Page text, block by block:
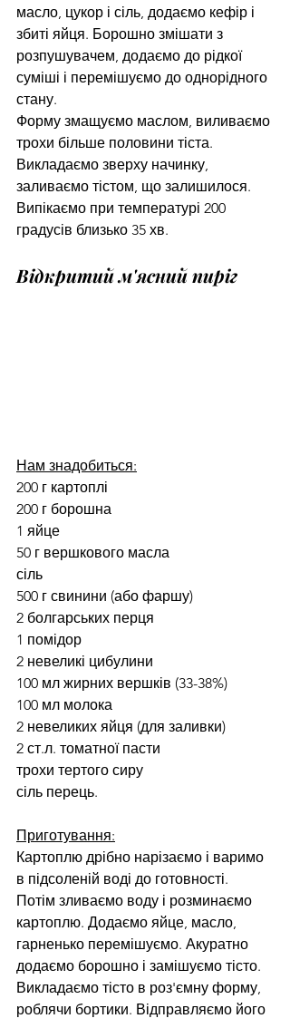
масло, цукор і сіль, додаємо кефір і
збиті яйця. Борошно змішати з
розпушувачем, додаємо до рідкої
суміші і перемішуємо до однорідного
стану.
Форму змащуємо маслом, виливаємо
трохи більше половини тіста.
Викладаємо зверху начинку,
заливаємо тістом, що залишилося.
Випікаємо при температурі 200
градусів близько 35 хв.
Відкритий м'ясний пиріг
Нам знадобиться:
200 г картоплі
200 г борошна
1 яйце
50 г вершкового масла
сіль
500 г свинини (або фаршу)
2 болгарських перця
1 помідор
2 невеликі цибулини
100 мл жирних вершків (33-38%)
100 мл молока
2 невеликих яйця (для заливки)
2 ст.л. томатної пасти
трохи тертого сиру
сіль перець.
Приготування:
Картоплю дрібно нарізаємо і варимо
в підсоленій воді до готовності.
Потім зливаємо воду і розминаємо
картоплю. Додаємо яйце, масло,
гарненько перемішуємо. Акуратно
додаємо борошно і замішуємо тісто.
Викладаємо тісто в роз'ємну форму,
роблячи бортики. Відправляємо його